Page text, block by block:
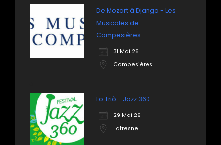
De Mozart à Django - Les
Musicales de
Compesières
31 Mai 26
Compesières
Lo Triò - Jazz 360
29 Mai 26
Latresne